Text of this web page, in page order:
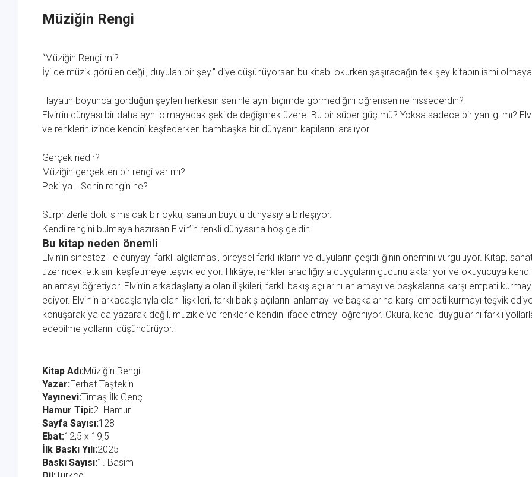
Müziğin Rengi
“Müziğin Rengi mi?
İyi de müzik görülen değil, duyulan bir şey.” diye düşünüyorsan bu kitabı okurken şaşıracağın tek şey kitabın ismi
Hayatın boyunca gördüğün şeyleri herkesin seninle aynı biçimde görmediğini öğrensen ne hissederdin?
Elvin’in dünyası bir daha aynı olmayacak şekilde değişmek üzere. Bu bir süper güç mü? Yoksa sadece bir yanılgı mı?
ve renklerin izinde kendini keşfederken bambaşka bir dünyanın kapılarını aralıyor.
Gerçek nedir?
Müziğin gerçekten bir rengi var mı?
Peki ya… Senin rengin ne?
Sürprizlerle dolu sımsıcak bir öykü, sanatın büyülü dünyasıyla birleşiyor.
Kendi rengini bulmaya hazırsan Elvin’in renkli dünyasına hoş geldin!
Bu kitap neden önemli
Elvin’in sinestezi ile dünyayı farklı algılaması, bireysel farklılıkların ve duyuların çeşitliliğinin önemini vurguluyor. Kitap,
üzerindeki etkisini keşfetmeye teşvik ediyor. Hikâye, renkler aracılığıyla duyguların gücünü aktarıyor ve okuyucuya kendi
anlamayı öğretiyor. Elvin’in arkadaşlarıyla olan ilişkileri, farklı bakış açılarını anlamayı ve başkalarına karşı empati
ediyor. Elvin’in arkadaşlarıyla olan ilişkileri, farklı bakış açılarını anlamayı ve başkalarına karşı empati kurmayı teşvik
konuşarak ya da yazarak değil, müzikle ve renklerle kendini ifade etmeyi öğreniyor. Okura, kendi duygularını farklı
edebilme yollarını düşündürüyor.
Kitap Adı:Müziğin Rengi
Yazar:Ferhat Taştekin
Yayınevi:Timaş İlk Genç
Hamur Tipi:2. Hamur
Sayfa Sayısı:128
Ebat:12,5 x 19,5
İlk Baskı Yılı:2025
Baskı Sayısı:1. Basım